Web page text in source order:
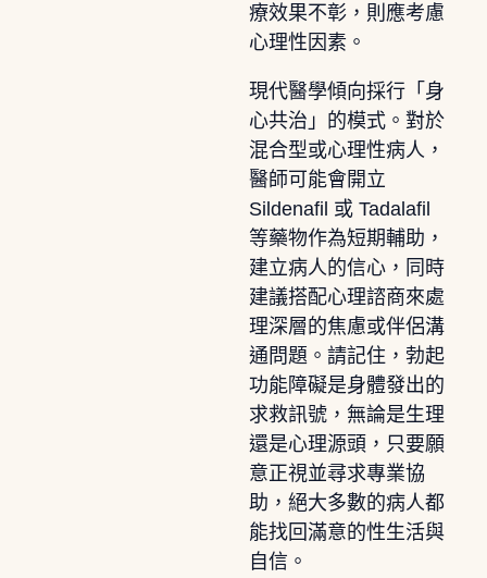
療效果不彰，則應考慮
心理性因素。
現代醫學傾向採行「身
心共治」的模式。對於
混合型或心理性病人，
醫師可能會開立
Sildenafil 或 Tadalafil
等藥物作為短期輔助，
建立病人的信心，同時
建議搭配心理諮商來處
理深層的焦慮或伴侶溝
通問題。請記住，勃起
功能障礙是身體發出的
求救訊號，無論是生理
還是心理源頭，只要願
意正視並尋求專業協
助，絕大多數的病人都
能找回滿意的性生活與
自信。